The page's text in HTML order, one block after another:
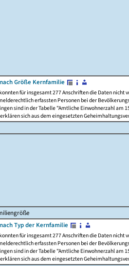
Größe Kernfamilie
für insgesamt 277 Anschriften die Daten
erfassten Personen bei der
sind in der Tabelle "Amtliche Einwohnerzahl am
sich aus dem eingesetzten
Typ der Kernfamilie
für insgesamt 277 Anschriften die Daten
erfassten Personen bei der
sind in der Tabelle "Amtliche Einwohnerzahl am
sich aus dem eingesetzten